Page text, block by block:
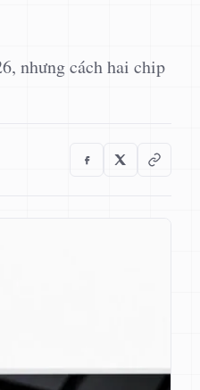
nhưng cách hai chip